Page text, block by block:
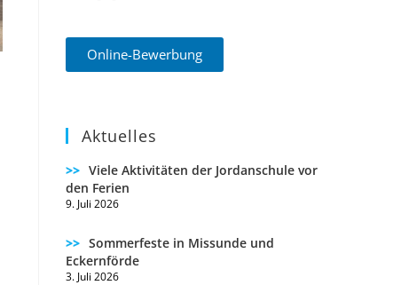
Online-Bewerbung
Aktuelles
Viele Aktivitäten der Jordanschule vor
den Ferien
9. Juli 2026
Sommerfeste in Missunde und
Eckernförde
3. Juli 2026